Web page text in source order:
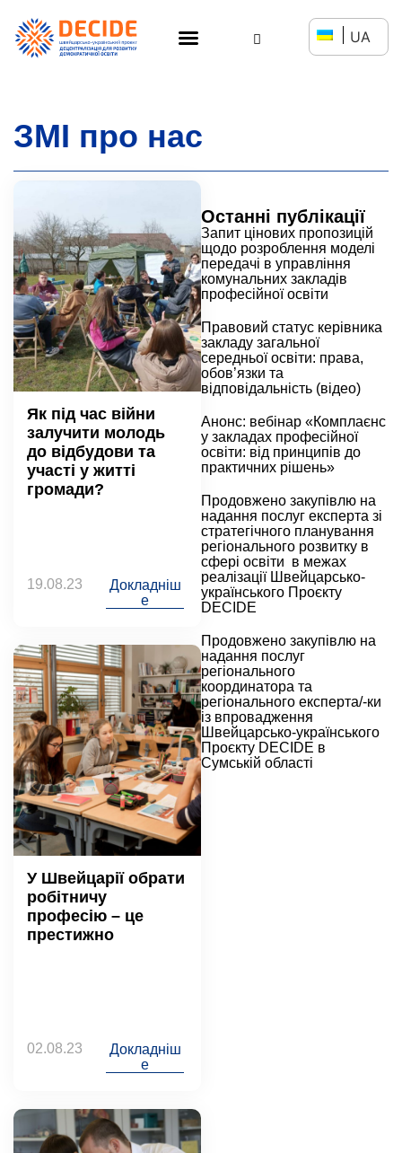
UA
ЗМІ про нас
Як під час війни
залучити молодь
до відбудови та
участі у житті
громади?
19.08.23
Докладніш
е
У Швейцарії обрати
робітничу
професію – це
престижно
02.08.23
Докладніш
е
Останні публікації
Запит цінових пропозицій
щодо розроблення моделі
передачі в управління
комунальних закладів
професійної освіти
Правовий статус керівника
закладу загальної
середньої освіти: права,
обов’язки та
відповідальність (відео)
Анонс: вебінар «Комплаєнс
у закладах професійної
освіти: від принципів до
практичних рішень»
Продовжено закупівлю на
надання послуг експерта зі
стратегічного планування
регіонального розвитку в
сфері освіти в межах
реалізації Швейцарсько-
українського Проєкту
DECIDE
Продовжено закупівлю на
надання послуг
регіонального
координатора та
регіонального експерта/-ки
із впровадження
Швейцарсько-українського
Проєкту DECIDE в
Сумській області